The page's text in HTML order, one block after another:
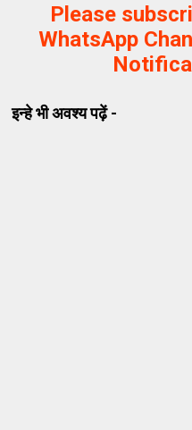
Please
WhatsApp
इन्हे भी अवश्य पढ़ें -